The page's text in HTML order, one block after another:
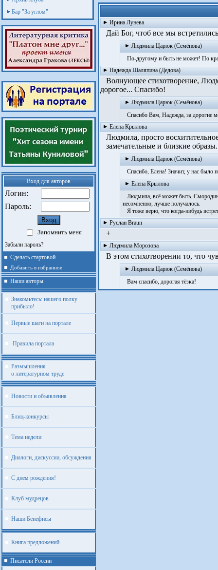
Бар "За углом"
Вход для авторов
Логин:
Пароль:
Запомнить меня
Забыли пароль?
Сделать стартовой
Добавить в избранное
Наши авторы
Знакомьтесь: нашего полку
прибыло!
Первые шаги на портале
Правила портала
Размышления
о литературном труде
Новости и объявления
Блиц-конкурсы
Тема недели
Диалоги, дискуссии, обсуждения
С днем рождения!
Клуб мудрецов
Наши Бенефисы
Книга предложений
Писатели России
Ирина Лунева
Дай Бог, чтоб все мы
Людмила Царюк (Семёнова)
По-другому и быть не может! По
Надежда Шаляпина (Дедова)
Волнующее стихотворение,
дорогое... Спасибо!
Людмила Царюк (Семёнова)
Спасибо Вам, Надежда, за дорогие
Елена Крылова
Людмила, просто
замечательные и близкие
Людмила Царюк (Семёнова)
Спасибо, Елена! Значит, у нас было
Елена Крылова
Людмила, всё может быть.
несомненно, лучше получалось.
Я тоже верю, что когда-нибудь
Руслан Braun
+
Людмила Морозова
В этом стихотворении то, что
Людмила Царюк (Семёнова)
Вам спасибо, дорогая тёзка!